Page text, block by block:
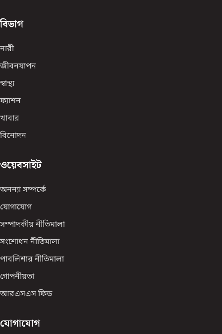
বিভাগ
নারী
জীবনযাপন
স্বাস্থ্য
ফ্যাশন
খাবার
বিনোদন
ওয়েবসাইট
অনন্যা সম্পর্কে
যোগাযোগ
সম্পাদকীয় নীতিমালা
সংশোধন নীতিমালা
পাবলিশার নীতিমালা
গোপনীয়তা
আরএসএস ফিড
যোগাযোগ